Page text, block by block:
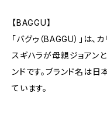
【BAGGU】
「バグゥ（BAGGU）」は
スギハラが母親ジョアン
ンドです。ブランド名は
ています。